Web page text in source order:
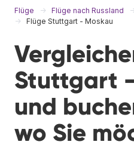
Flüge Flüge nach Russland
Flüge Stuttgart - Moskau
Stuttgart
und
wo Sie